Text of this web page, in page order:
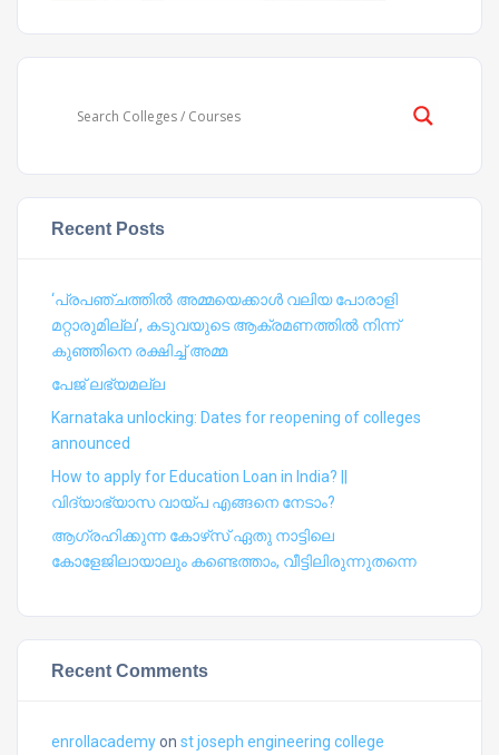
Recent Posts
‘പ്രപഞ്ചത്തില്‍ അമ്മയെക്കാള്‍ വലിയ പോരാളി
മറ്റാരുമില്ല’, കടുവയുടെ ആക്രമണത്തില്‍ നിന്ന്
കുഞ്ഞിനെ രക്ഷിച്ച് അമ്മ
പേജ് ലഭ്യമല്ല
Karnataka unlocking: Dates for reopening of colleges
announced
How to apply for Education Loan in India? ||
വിദ്യാഭ്യാസ വായ്പ എങ്ങനെ നേടാം?
ആഗ്രഹിക്കുന്ന കോഴ്‍സ് ഏതു നാട്ടിലെ
കോളേജിലായാലും കണ്ടെത്താം, വീട്ടിലിരുന്നുതന്നെ
Recent Comments
enrollacademyon st joseph engineering college